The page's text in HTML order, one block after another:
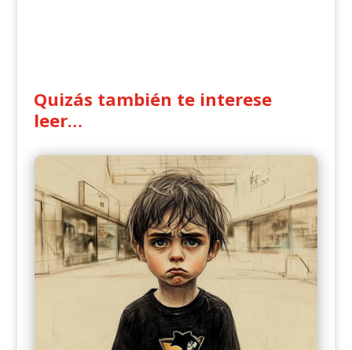
Quizás también te interese
leer…